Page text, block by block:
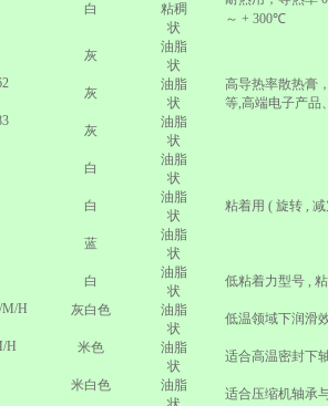
白
粘稠
状
～ + 300℃
灰
油脂
状
高导热率散热膏
等 高端电子产品
灰
油脂
状
灰
油脂
状
白
油脂
状
粘着用 ( 旋转
白
油脂
状
蓝
油脂
状
白
油脂
状
低粘着力型号
M/H 灰白色
油脂
状
低温领域下润滑
H 米色
油脂
状
适合高温密封下
米白色
油脂
适合压缩机轴承